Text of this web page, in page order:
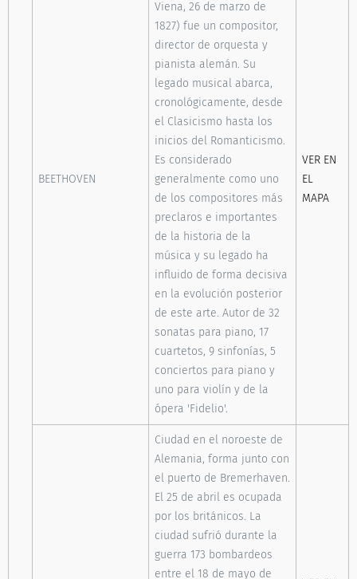
BEETHOVEN
Viena, 26 de marzo de
1827) fue un compositor,
director de orquesta y
pianista alemán. Su
legado musical abarca,
cronológicamente, desde
el Clasicismo hasta los
inicios del Romanticismo.
Es considerado
generalmente como uno
de los compositores más
preclaros e importantes
de la historia de la
música y su legado ha
influido de forma decisiva
en la evolución posterior
de este arte. Autor de 32
sonatas para piano, 17
cuartetos, 9 sinfonías, 5
conciertos para piano y
uno para violín y de la
ópera 'Fidelio'.
VER EN
EL
MAPA
Ciudad en el noroeste de
Alemania, forma junto con
el puerto de Bremerhaven.
El 25 de abril es ocupada
por los británicos. La
ciudad sufrió durante la
guerra 173 bombardeos
entre el 18 de mayo de